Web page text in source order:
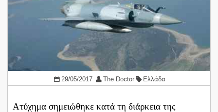
29/05/2017 The Doctor Ελλάδα
Ατύχημα σημειώθηκε κατά τη διάρκεια της